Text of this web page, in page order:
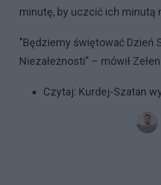
minutę, by uczcić ich minutą
"Będziemy świętować Dzień
Niezałeżnosti” – mówił
Czytaj: Kurdej-Szatan